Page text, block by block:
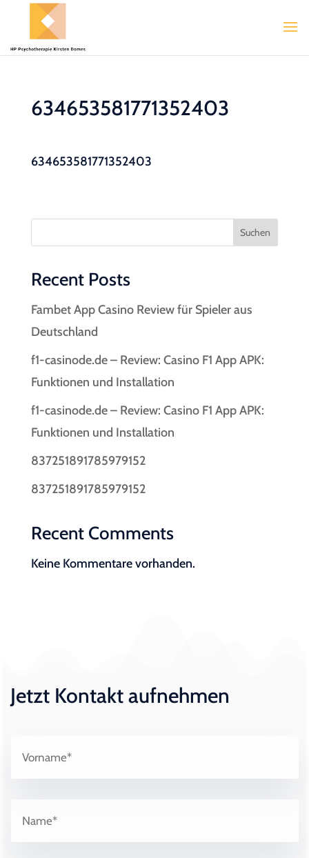
634653581771352403
634653581771352403
Suchen
Recent Posts
Fambet App Casino Review für Spieler aus
Deutschland
f1-casinode.de – Review: Casino F1 App APK:
Funktionen und Installation
f1-casinode.de – Review: Casino F1 App APK:
Funktionen und Installation
837251891785979152
837251891785979152
Recent Comments
Keine Kommentare vorhanden.
Jetzt Kontakt aufnehmen